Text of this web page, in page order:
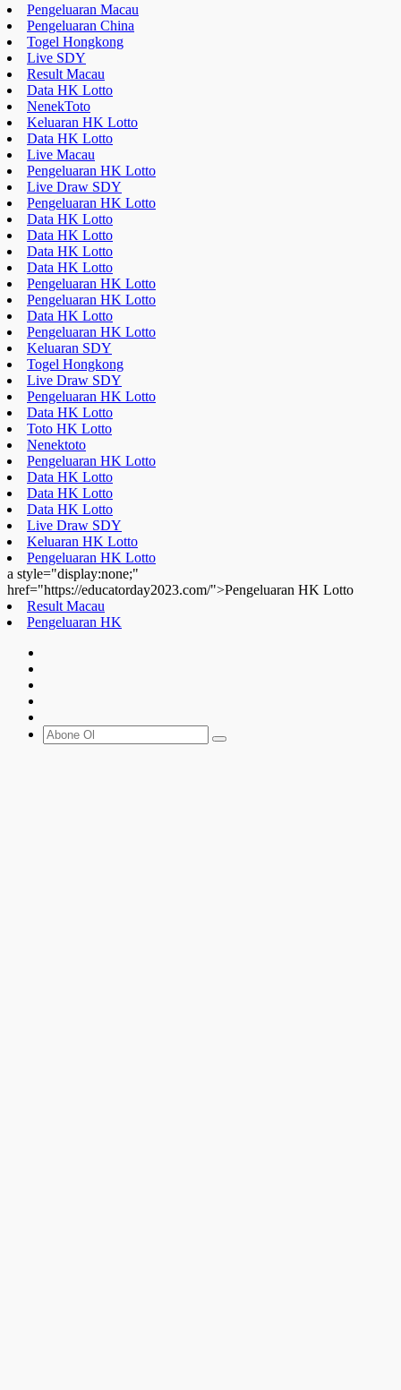
Pengeluaran Macau
Pengeluaran China
Togel Hongkong
Live SDY
Result Macau
Data HK Lotto
NenekToto
Keluaran HK Lotto
Data HK Lotto
Live Macau
Pengeluaran HK Lotto
Live Draw SDY
Pengeluaran HK Lotto
Data HK Lotto
Data HK Lotto
Data HK Lotto
Data HK Lotto
Pengeluaran HK Lotto
Pengeluaran HK Lotto
Data HK Lotto
Pengeluaran HK Lotto
Keluaran SDY
Togel Hongkong
Live Draw SDY
Pengeluaran HK Lotto
Data HK Lotto
Toto HK Lotto
Nenektoto
Pengeluaran HK Lotto
Data HK Lotto
Data HK Lotto
Data HK Lotto
Live Draw SDY
Keluaran HK Lotto
Pengeluaran HK Lotto
a style="display:none;"
href="https://educatorday2023.com/">Pengeluaran HK Lotto
Result Macau
Pengeluaran HK